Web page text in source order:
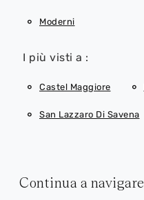
Moderni
I più visti a :
Castel Maggiore
San Lazzaro Di Savena
Continua a navigare